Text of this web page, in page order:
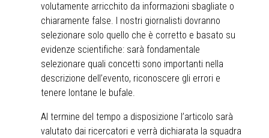
volutamente arricchito da informazioni sbagliate o
chiaramente false. I nostri giornalisti dovranno
selezionare solo quello che è corretto e basato su
evidenze scientifiche: sarà fondamentale
selezionare quali concetti sono importanti nella
descrizione dell’evento, riconoscere gli errori e
tenere lontane le bufale.
Al termine del tempo a disposizione l’articolo sarà
valutato dai ricercatori e verrà dichiarata la squadra